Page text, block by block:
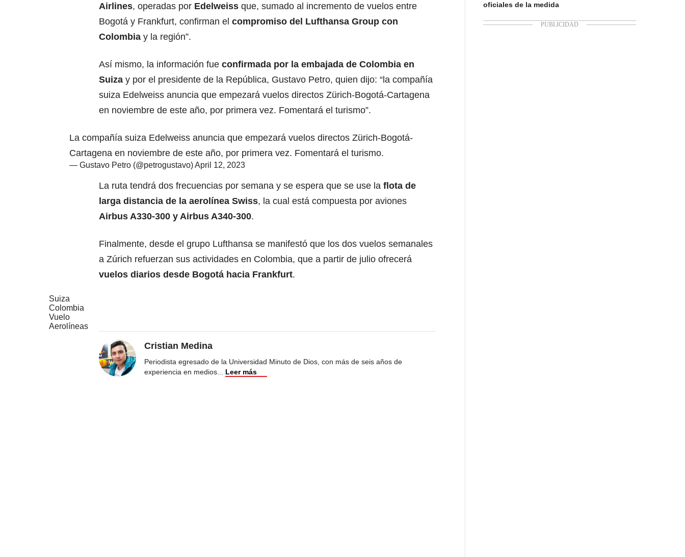
Airlines, operadas por Edelweiss que, sumado al incremento de vuelos entre
Bogotá y Frankfurt, confirman el compromiso del Lufthansa Group con
Colombia y la región”.
Así mismo, la información fue confirmada por la embajada de Colombia en
Suiza y por el presidente de la República, Gustavo Petro, quien dijo: “la compañía
suiza Edelweiss anuncia que empezará vuelos directos Zürich-Bogotá-Cartagena
en noviembre de este año, por primera vez. Fomentará el turismo”.
La compañía suiza Edelweiss anuncia que empezará vuelos directos Zürich-Bogotá-
Cartagena en noviembre de este año, por primera vez. Fomentará el turismo.
— Gustavo Petro (@petrogustavo)April 12, 2023
La ruta tendrá dos frecuencias por semana y se espera que se use la flota de
larga distancia de la aerolínea Swiss, la cual está compuesta por aviones
Airbus A330-300 y Airbus A340-300.
Finalmente, desde el grupo Lufthansa se manifestó que los dos vuelos semanales
a Zúrich refuerzan sus actividades en Colombia, que a partir de julio ofrecerá
vuelos diarios desde Bogotá hacia Frankfurt.
Suiza
Colombia
Vuelo
Aerolíneas
Cristian Medina
Periodista egresado de la Universidad Minuto de Dios, con más de seis años de
experiencia en medios... Leer más
oficiales de la medida